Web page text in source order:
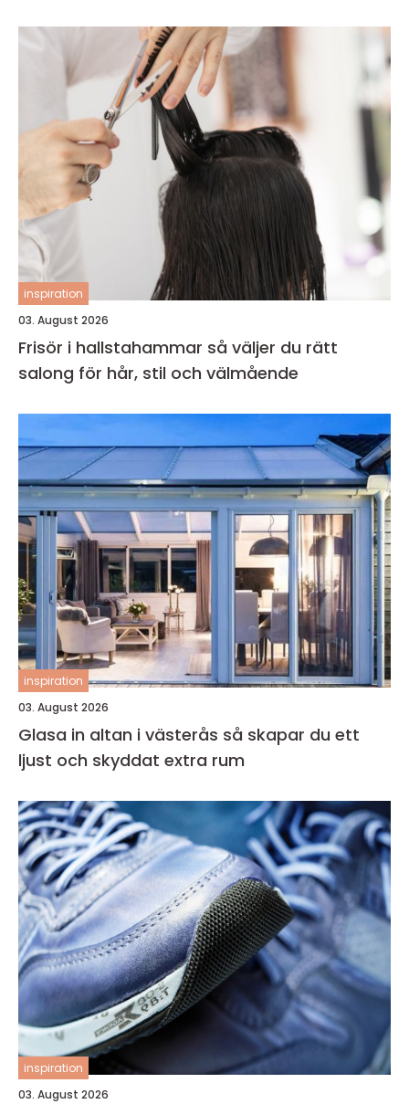
inspiration
03. August 2026
Frisör i hallstahammar så väljer du rätt
salong för hår, stil och välmående
inspiration
03. August 2026
Glasa in altan i västerås så skapar du ett
ljust och skyddat extra rum
inspiration
03. August 2026